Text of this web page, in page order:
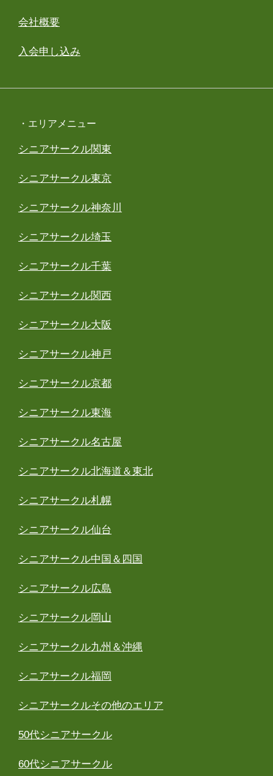
会社概要
入会申し込み
・エリアメニュー
シニアサークル関東
シニアサークル東京
シニアサークル神奈川
シニアサークル埼玉
シニアサークル千葉
シニアサークル関西
シニアサークル大阪
シニアサークル神戸
シニアサークル京都
シニアサークル東海
シニアサークル名古屋
シニアサークル北海道＆東北
シニアサークル札幌
シニアサークル仙台
シニアサークル中国＆四国
シニアサークル広島
シニアサークル岡山
シニアサークル九州＆沖縄
シニアサークル福岡
シニアサークルその他のエリア
50代シニアサークル
60代シニアサークル